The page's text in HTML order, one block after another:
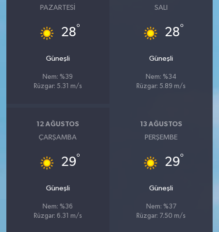
PAZARTESI
28°
Güneşli
Nem: %39
Rüzgar: 5.31 m/s
SALI
28°
Güneşli
Nem: %34
Rüzgar: 5.89 m/s
12 AĞUSTOS
ÇARŞAMBA
29°
Güneşli
Nem: %36
Rüzgar: 6.31 m/s
13 AĞUSTOS
PERŞEMBE
29°
Güneşli
Nem: %37
Rüzgar: 7.50 m/s